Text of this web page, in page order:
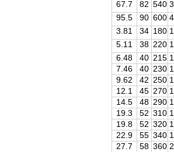
540
82
67.7
600
90
95.5
180
34
3.81
220
38
5.11
215
40
6.48
230
40
7.46
250
42
9.62
270
45
12.1
290
48
14.5
310
52
19.3
320
52
19.8
340
55
22.9
360
58
27.7